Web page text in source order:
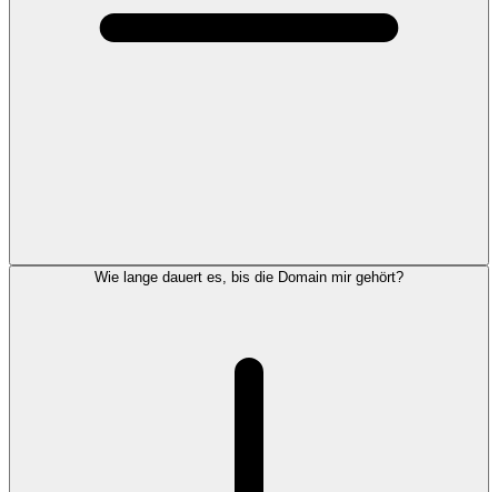
Wie lange dauert es, bis die Domain mir gehört?